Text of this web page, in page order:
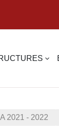
2021 - 2022